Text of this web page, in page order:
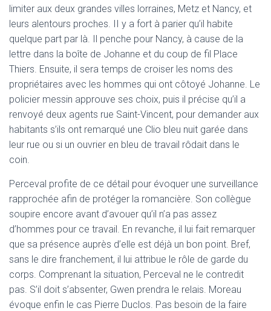
limiter aux deux grandes villes lorraines, Metz et Nancy, et
leurs alentours proches. II y a fort à parier qu’il habite
quelque part par là. Il penche pour Nancy, à cause de la
lettre dans la boîte de Johanne et du coup de fil Place
Thiers. Ensuite, il sera temps de croiser les noms des
propriétaires avec les hommes qui ont côtoyé Johanne. Le
policier messin approuve ses choix, puis il précise qu’il a
renvoyé deux agents rue Saint-Vincent, pour demander aux
habitants s’ils ont remarqué une Clio bleu nuit garée dans
leur rue ou si un ouvrier en bleu de travail rôdait dans le
coin.
Perceval profite de ce détail pour évoquer une surveillance
rapprochée afin de protéger la romancière. Son collègue
soupire encore avant d’avouer qu’il n’a pas assez
d’hommes pour ce travail. En revanche, il lui fait remarquer
que sa présence auprès d’elle est déjà un bon point. Bref,
sans le dire franchement, il lui attribue le rôle de garde du
corps. Comprenant la situation, Perceval ne le contredit
pas. S’il doit s’absenter, Gwen prendra le relais. Moreau
évoque enfin le cas Pierre Duclos. Pas besoin de la faire